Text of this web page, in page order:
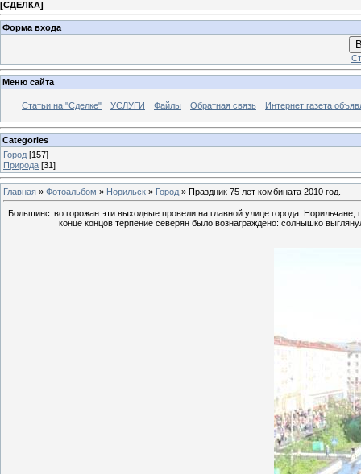
[СДЕЛКА]
Форма входа
Меню сайта
Статьи на "Сделке" УСЛУГИ Файлы Обратная связь Интернет газета
Categories
Город [157]
Природа [31]
Главная » Фотоальбом » Норильск » Город » Праздник 75 лет комбината 2010 год.
Большинство горожан эти выходные провели на главной улице города.
конце концов терпение северян было вознаграждено: солнышко